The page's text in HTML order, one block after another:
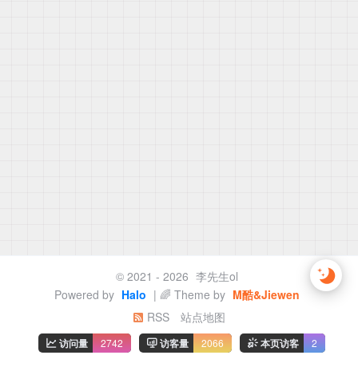
© 2021 - 2026 李先生ol
Powered by Halo | 🌈 Theme by M酷&Jiewen
RSS
站点地图
访问量 2742 访客量 2066 本页访客 2